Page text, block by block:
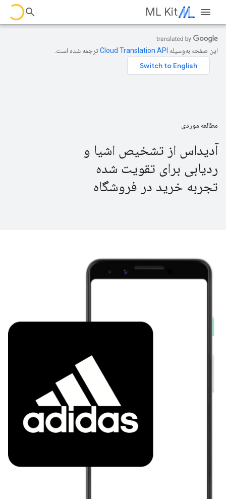
ML Kit
این صفحه به‌وسیله ترجمه شده است.
مطالعه موردی
آدیداس از تشخیص اشیا و
ردیابی برای تقویت شده
تجربه خرید در فروشگاه